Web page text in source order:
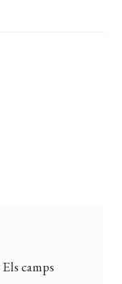
Els camps